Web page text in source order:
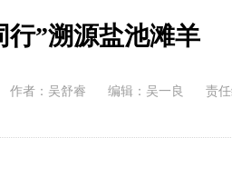
行”溯源盐池滩羊
作者：吴舒睿 编辑：吴一良 责